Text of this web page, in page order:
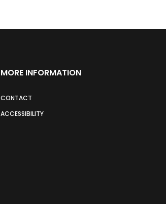
MORE INFORMATION
CONTACT
ACCESSIBILITY